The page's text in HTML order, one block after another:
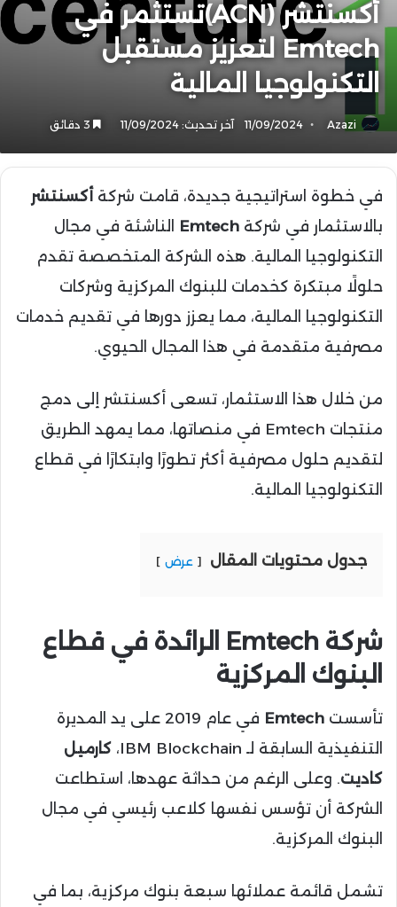
أكسنتشر (ACN)تستثمر في
Emtech لتعزيز مستقبل
التكنولوجيا المالية
Azazi
11/09/2024 آخر تحديث: 11/09/2024
في خطوة استراتيجية جديدة، قامت شركة أكسنتشر
بالاستثمار في شركة Emtech الناشئة في مجال
التكنولوجيا المالية. هذه الشركة المتخصصة تقدم
حلولًا مبتكرة كخدمات للبنوك المركزية وشركات
التكنولوجيا المالية، مما يعزز دورها في تقديم خدمات
مصرفية متقدمة في هذا المجال الحيوي.
من خلال هذا الاستثمار، تسعى أكسنتشر إلى دمج
منتجات Emtech في منصاتها، مما يمهد الطريق
لتقديم حلول مصرفية أكثر تطورًا وابتكارًا في قطاع
التكنولوجيا المالية.
جدول محتويات المقال عرض
شركة Emtech الرائدة في قطاع
البنوك المركزية
تأسست Emtech
في عام 2019 على يد المديرة
التنفيذية السابقة لـ IBM Blockchain،
كارميل
كاديت. وعلى الرغم من حداثة عهدها، استطاعت
الشركة أن تؤسس نفسها كلاعب رئيسي في مجال
البنوك المركزية.
تشمل قائمة عملائها سبعة بنوك مركزية، بما في